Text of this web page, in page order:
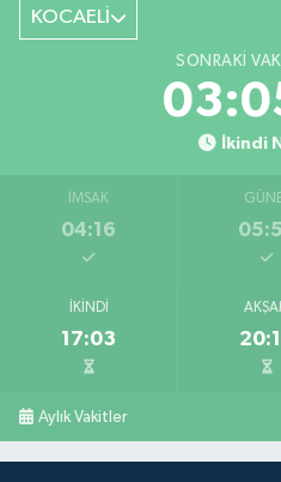
KOCAELİ
SONRAKI
İkindi
İMSAK
04:16
İKINDI
17:03
Aylık Vakitler